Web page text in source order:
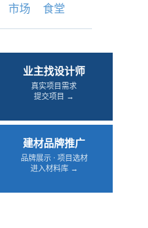
市场 食堂
业主找设计师
真实项目需求
提交项目 →
建材品牌推广
品牌展示 · 项目选材
进入材料库 →